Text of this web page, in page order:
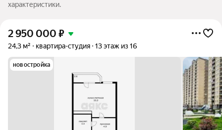
характеристики.
2 950 000 ₽
24,3 м² квартира-студия 13 этаж из 16
новостройка